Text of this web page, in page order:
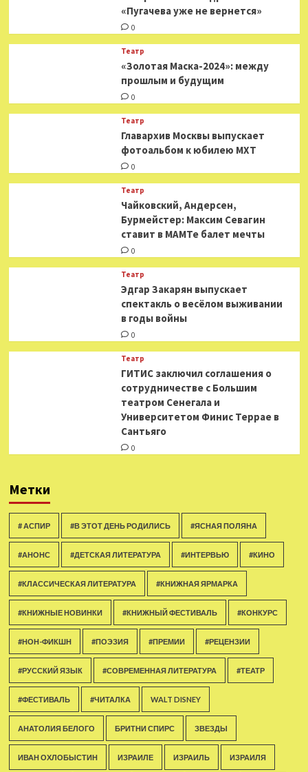
«Пугачева уже не вернется»
0
Театр
«Золотая Маска-2024»: между
прошлым и будущим
0
Театр
​​Главархив Москвы выпускает
фотоальбом к юбилею МХТ
0
Театр
​​Чайковский, Андерсен,
Бурмейстер: Максим Севагин
ставит в МАМТе балет мечты
0
Театр
Эдгар Закарян выпускает
спектакль о весёлом выживании
в годы войны
0
Театр
ГИТИС заключил соглашения о
сотрудничестве с Большим
театром Сенегала и
Университетом Финис Террае в
Сантьяго
0
Метки
# АСПИР #В ЭТОТ ДЕНЬ РОДИЛИСЬ #ЯСНАЯ ПОЛЯНА
#АНОНС #ДЕТСКАЯ ЛИТЕРАТУРА #ИНТЕРВЬЮ #КИНО
#КЛАССИЧЕСКАЯ ЛИТЕРАТУРА #КНИЖНАЯ ЯРМАРКА
#КНИЖНЫЕ НОВИНКИ #КНИЖНЫЙ ФЕСТИВАЛЬ #КОНКУРС
#НОН-ФИКШН #ПОЭЗИЯ #ПРЕМИИ #РЕЦЕНЗИИ
#РУССКИЙ ЯЗЫК #СОВРЕМЕННАЯ ЛИТЕРАТУРА #ТЕАТР
#ФЕСТИВАЛЬ #ЧИТАЛКА WALT DISNEY
АНАТОЛИЯ БЕЛОГО БРИТНИ СПИРС ЗВЕЗДЫ
ИВАН ОХЛОБЫСТИН ИЗРАИЛЕ ИЗРАИЛЬ ИЗРАИЛЯ